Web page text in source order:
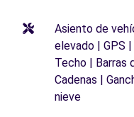
Asiento de
elevado | GPS
Techo | Barras
Cadenas |
nieve